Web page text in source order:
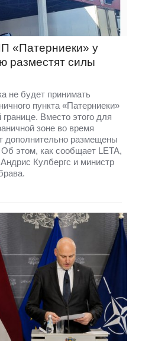
«Патерниеки» у
разместят силы
не будет принимать
пункта «Патерниеки»
Вместо этого для
зоне во время
дополнительно размещены
этом, как сообщает LETA,
Кулбергс и министр